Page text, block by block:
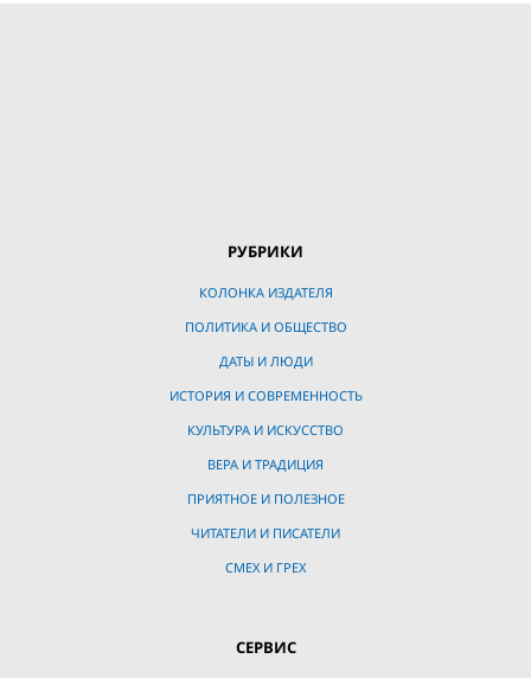
РУБРИКИ
КОЛОНКА ИЗДАТЕЛЯ
ПОЛИТИКА И ОБЩЕСТВО
ДАТЫ И ЛЮДИ
ИСТОРИЯ И СОВРЕМЕННОСТЬ
КУЛЬТУРА И ИСКУССТВО
ВЕРА И ТРАДИЦИЯ
ПРИЯТНОЕ И ПОЛЕЗНОЕ
ЧИТАТЕЛИ И ПИСАТЕЛИ
СМЕХ И ГРЕХ
СЕРВИС